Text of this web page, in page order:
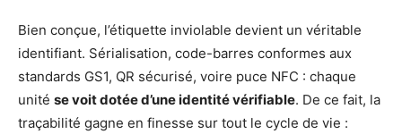
Bien conçue, l’étiquette inviolable devient un véritable
identifiant. Sérialisation, code-barres conformes aux
standards GS1, QR sécurisé, voire puce NFC : chaque
unité se voit dotée d’une identité vérifiable. De ce fait, la
traçabilité gagne en finesse sur tout le cycle de vie :